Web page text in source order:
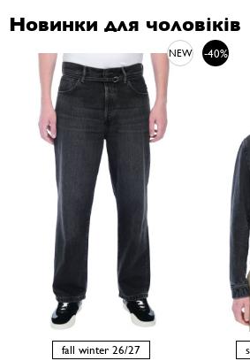
Новинки для чоловіків
NEW
fall winter 26/27
-40%